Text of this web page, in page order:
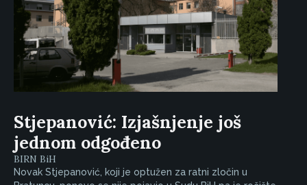
Stjepanović: Izjašnjenje još
jednom odgođeno
BIRN BiH
Novak Stjepanović, koji je optužen za ratni zločin u